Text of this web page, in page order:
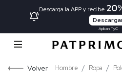
Descarga la APP y recibe
Aplican TyC
Volver Hombre Ropa